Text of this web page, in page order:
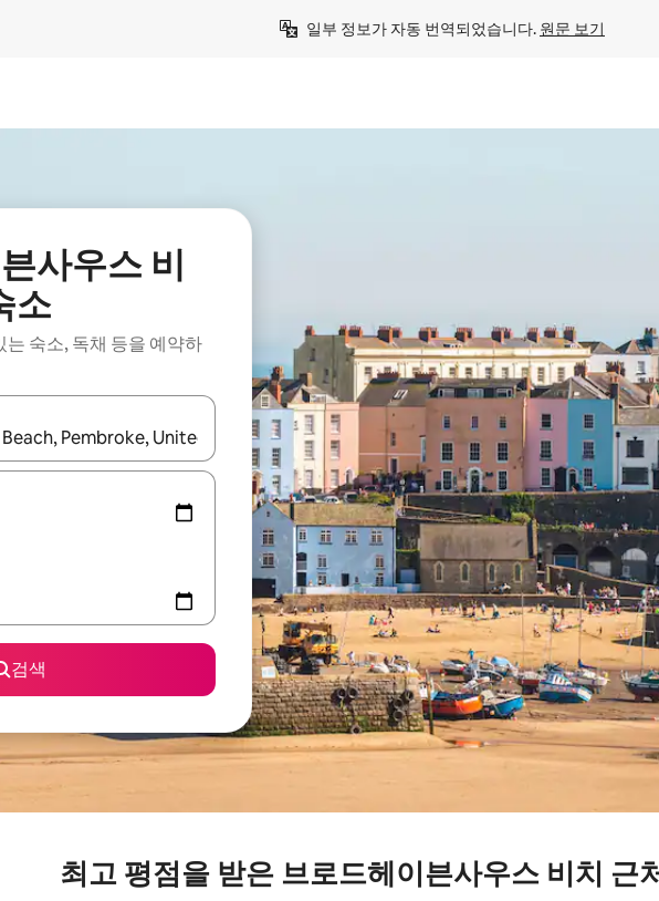
일부 정보가 자동 번역되었습니다. 원문 보기
사우스 비
소
숙소, 독채 등을 예약하
살표 키를 사용하거나 터치 또는 스와이프 동작으로 탐색하세요.
검색
최고 평점을 받은 브로드헤이븐사우스 비치 근